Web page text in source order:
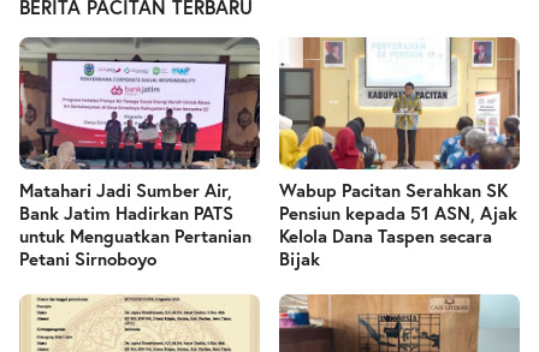
BERITA PACITAN TERBARU
Matahari Jadi Sumber Air,
Bank Jatim Hadirkan PATS
untuk Menguatkan Pertanian
Petani Sirnoboyo
Wabup Pacitan Serahkan SK
Pensiun kepada 51 ASN, Ajak
Kelola Dana Taspen secara
Bijak